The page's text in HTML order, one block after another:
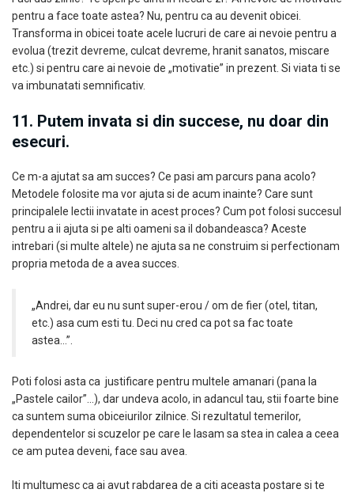
pentru a face toate astea? Nu, pentru ca au devenit obicei.
Transforma in obicei toate acele lucruri de care ai nevoie pentru a
evolua (trezit devreme, culcat devreme, hranit sanatos, miscare
etc.) si pentru care ai nevoie de „motivatie” in prezent. Si viata ti se
va imbunatati semnificativ.
11. Putem invata si din succese, nu doar din
esecuri.
Ce m-a ajutat sa am succes? Ce pasi am parcurs pana acolo?
Metodele folosite ma vor ajuta si de acum inainte? Care sunt
principalele lectii invatate in acest proces? Cum pot folosi succesul
pentru a ii ajuta si pe alti oameni sa il dobandeasca? Aceste
intrebari (si multe altele) ne ajuta sa ne construim si perfectionam
propria metoda de a avea succes.
„Andrei, dar eu nu sunt super-erou / om de fier (otel, titan,
etc.) asa cum esti tu. Deci nu cred ca pot sa fac toate
astea…”.
Poti folosi asta ca justificare pentru multele amanari (pana la
„Pastele cailor”…), dar undeva acolo, in adancul tau, stii foarte bine
ca suntem suma obiceiurilor zilnice. Si rezultatul temerilor,
dependentelor si scuzelor pe care le lasam sa stea in calea a ceea
ce am putea deveni, face sau avea.
Iti multumesc ca ai avut rabdarea de a citi aceasta postare si te